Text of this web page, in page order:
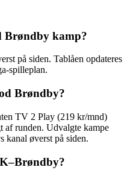
Brøndby kamp?
på siden. Tablåen opdateres
spilleplan.
Brøndby?
TV 2 Play (219 kr/mnd)
runden. Udvalgte kampe
kanal øverst på siden.